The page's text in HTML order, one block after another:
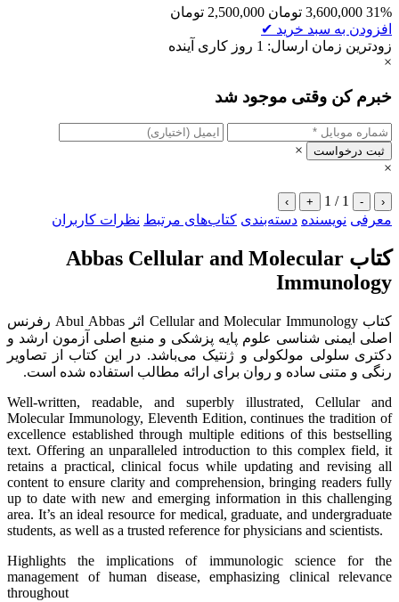
31%
3,600,000 تومان 2,500,000 تومان
افزودن به سبد خرید ✔
زودترین زمان ارسال: 1 روز کاری آینده
×
خبرم کن وقتی موجود شد
ثبت درخواست
×
×
‹
-
1 / 1
+
›
معرفی نویسنده دسته‌بندی کتاب‌های مرتبط نظرات کاربران
کتاب Abbas Cellular and Molecular
Immunology
کتاب Cellular and Molecular Immunology اثر Abul Abbas رفرنس
اصلی ایمنی شناسی علوم پایه پزشکی و منبع اصلی آزمون ارشد و
دکتری سلولی مولکولی و ژنتیک می‌باشد. در این کتاب از تصاویر
رنگی و متنی ساده و روان برای ارائه مطالب استفاده شده است.
Well-written, readable, and superbly illustrated, Cellular and
Molecular Immunology, Eleventh Edition, continues the tradition of
excellence established through multiple editions of this bestselling
text. Offering an unparalleled introduction to this complex field, it
retains a practical, clinical focus while updating and revising all
content to ensure clarity and comprehension, bringing readers fully
up to date with new and emerging information in this challenging
area. It’s an ideal resource for medical, graduate, and undergraduate
students, as well as a trusted reference for physicians and scientists.
Highlights the implications of immunologic science for the
management of human disease, emphasizing clinical relevance
throughout